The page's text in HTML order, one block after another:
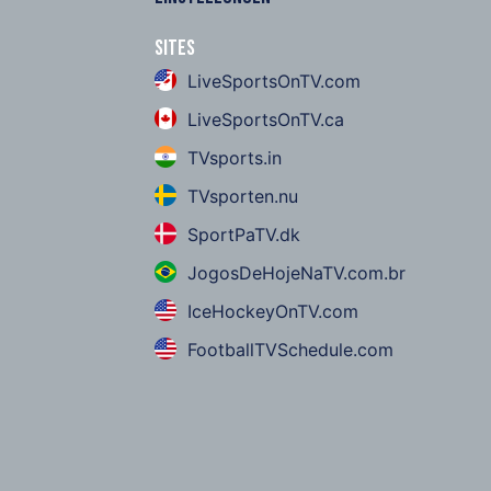
Sites
LiveSportsOnTV.com
LiveSportsOnTV.ca
TVsports.in
TVsporten.nu
SportPaTV.dk
JogosDeHojeNaTV.com.br
IceHockeyOnTV.com
FootballTVSchedule.com